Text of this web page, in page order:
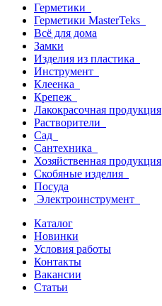
Герметики
Герметики MasterTeks
Всё для дома
Замки
Изделия из пластика
Инструмент
Клеенка
Крепеж
Лакокрасочная продукция
Растворители
Сад
Сантехника
Хозяйственная продукция
Скобяные изделия
Посуда
Электроинструмент
Каталог
Новинки
Условия работы
Контакты
Вакансии
Статьи